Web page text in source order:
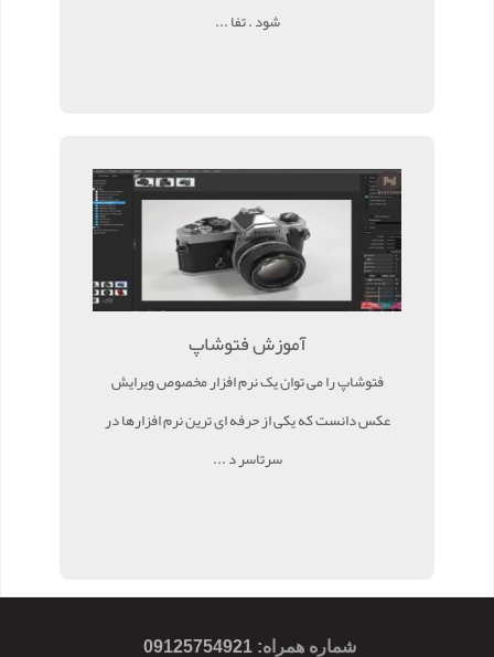
شود . تفا ...
آموزش فتوشاپ
فتوشاپ را می توان یک نرم افزار مخصوص ویرایش
عکس دانست که یکی از حرفه ای ترین نرم افزارها در
سرتاسر د ...
شماره همراه:
09125754921